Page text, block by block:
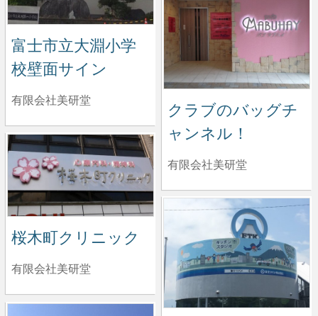
富士市立大淵小学
校壁面サイン
有限会社美研堂
クラブのバッグチ
ャンネル！
有限会社美研堂
桜木町クリニック
有限会社美研堂